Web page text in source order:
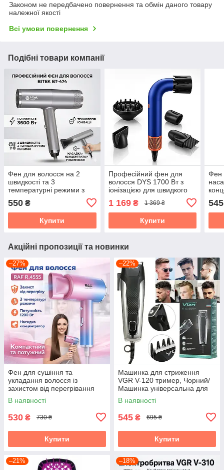
Законом не передбачено повернення та обмін даного товару
належної якості
Всі умови повернення
Подібні товари компанії
Фен для волосся на 2
швидкості та 3
температурні режими з
іонізацією BITEK BT-474
3600 Вт
550 ₴
Купити
Професійний фен для
волосся DYS 1700 Вт з
іонізацією для швидкого
1 169₴ 1 369 ₴
Купити
Фен
для
545
Акційні пропозиції та новинки
–27%
Фен для сушіння та
укладання волосся із
захистом від перегрівання
та концентратором RAF
R.4555 1200W
В наявності
530 ₴ 730 ₴
Купити
–22%
Машинка для стриження
VGR V-120 тример, Чорний/
Машинка універсальна для
стриження волосся
В наявності
545 ₴ 695 ₴
Купити
–21% –18%